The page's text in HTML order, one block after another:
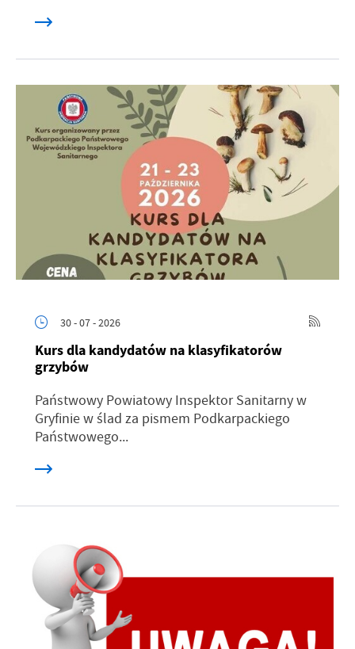
30 - 07 - 2026
Kurs dla kandydatów na klasyfikatorów
grzybów
Państwowy Powiatowy Inspektor Sanitarny w
Gryfinie w ślad za pismem Podkarpackiego
Państwowego...